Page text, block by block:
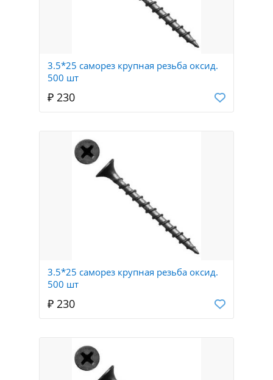
3.5*25 саморез крупная резьба оксид.
500 шт
₽ 230
3.5*25 саморез крупная резьба оксид.
500 шт
₽ 230